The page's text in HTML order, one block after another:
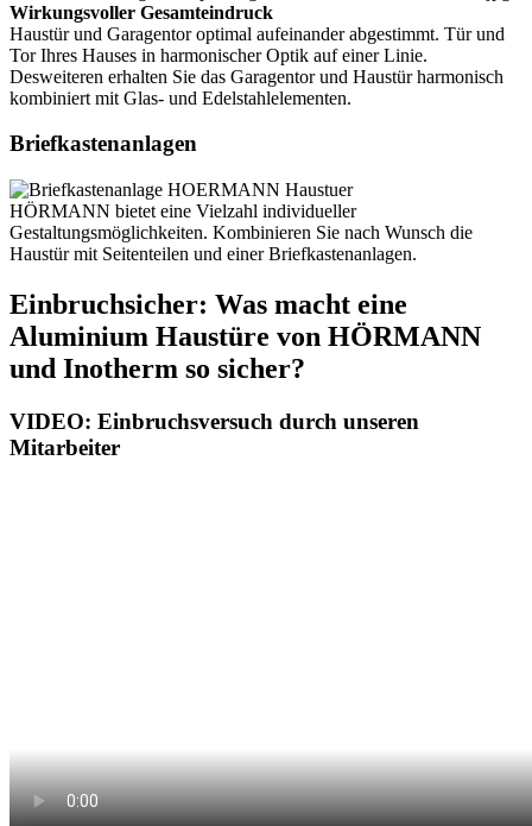
Wirkungsvoller Gesamteindruck
Haustür und Garagentor optimal aufeinander abgestimmt. Tür und
Tor Ihres Hauses in harmonischer Optik auf einer Linie.
Desweiteren erhalten Sie das Garagentor und Haustür harmonisch
kombiniert mit Glas- und Edelstahlelementen.
Briefkastenanlagen
HÖRMANN bietet eine Vielzahl individueller
Gestaltungsmöglichkeiten. Kombinieren Sie nach Wunsch die
Haustür mit Seitenteilen und einer Briefkastenanlagen.
Einbruchsicher: Was macht eine
Aluminium Haustüre von HÖRMANN
und Inotherm so sicher?
VIDEO: Einbruchsversuch durch unseren
Mitarbeiter